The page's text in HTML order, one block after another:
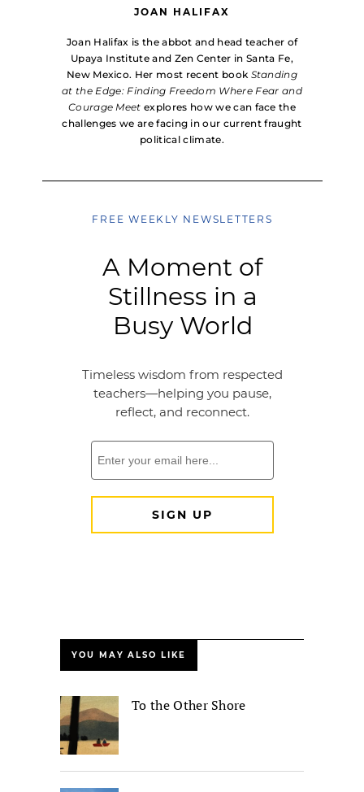
JOAN HALIFAX
Joan Halifax is the abbot and head teacher of
Upaya Institute and Zen Center in Santa Fe,
New Mexico. Her most recent book Standing
at the Edge: Finding Freedom Where Fear and
Courage Meet explores how we can face the
challenges we are facing in our current fraught
political climate.
YOU MAY ALSO LIKE
To the Other Shore